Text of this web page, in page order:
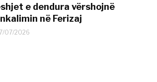
e dendura vërshojnë
në Ferizaj
07/2026